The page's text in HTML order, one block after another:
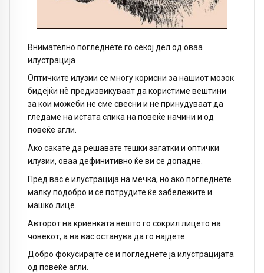
Внимателно погледнете го секој дел од оваа
илустрација
Оптичките илузии се многу корисни за нашиот мозок
бидејќи нè предизвикуваат да користиме вештини
за кои можеби не сме свесни и не принудуваат да
гледаме на истата слика на повеќе начини и од
повеќе агли.
Ако сакате да решавате тешки загатки и оптички
илузии, оваа дефинитивно ќе ви се допадне.
Пред вас е илустрација на мечка, но ако погледнете
малку подобро и се потрудите ќе забележите и
машко лице.
Авторот на криенката вешто го сокрил лицето на
човекот, а на вас останува да го најдете.
Добро фокусирајте се и погледнете ја илустрацијата
од повеќе агли.